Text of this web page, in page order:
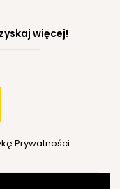
więcej!
Prywatności